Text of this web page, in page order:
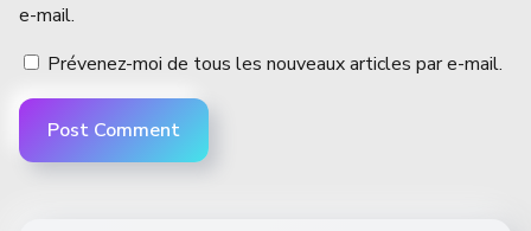
e-mail.
Prévenez-moi de tous les nouveaux articles par e-mail.